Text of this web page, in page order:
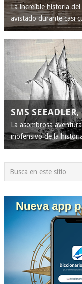
La increíble historia
avistado durante casi
SMS
La asombrosa
inofensivo de la